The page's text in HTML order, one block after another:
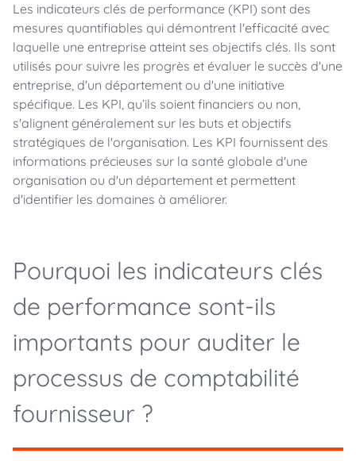
Les indicateurs clés de performance (KPI) sont des
mesures quantifiables qui démontrent l'efficacité avec
laquelle une entreprise atteint ses objectifs clés. Ils sont
utilisés pour suivre les progrès et évaluer le succès d'une
entreprise, d'un département ou d'une initiative
spécifique. Les KPI, qu’ils soient financiers ou non,
s'alignent généralement sur les buts et objectifs
stratégiques de l'organisation. Les KPI fournissent des
informations précieuses sur la santé globale d'une
organisation ou d'un département et permettent
d'identifier les domaines à améliorer.
Pourquoi les indicateurs clés
de performance sont-ils
importants pour auditer le
processus de comptabilité
fournisseur ?